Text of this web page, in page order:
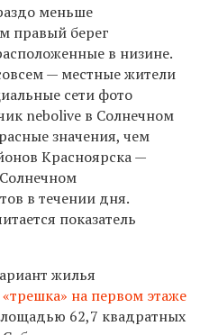
меньше
правый берег
в низине.
— местные жители
сети фото
nebolive в Солнечном
значения, чем
Красноярска —
в течении дня.
показатель
жилья
на первом этаже
62,7 квадратных